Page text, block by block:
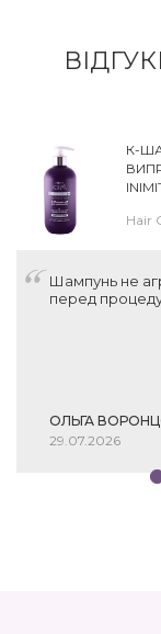
К-
Hair
Шампунь не
перед
ОЛЬГА
29.07.2026